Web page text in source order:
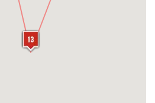
de omgeving, bijvoorbeeld
of straatjes met